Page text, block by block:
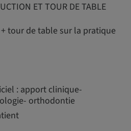
ET TOUR DE TABLE
tour de table sur la pratique
: apport clinique-
orthodontie